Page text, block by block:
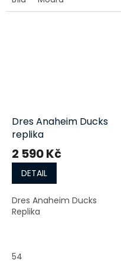
Dres Anaheim Ducks
replika
2 590 Kč
DETAIL
Dres Anaheim Ducks
Replika
54